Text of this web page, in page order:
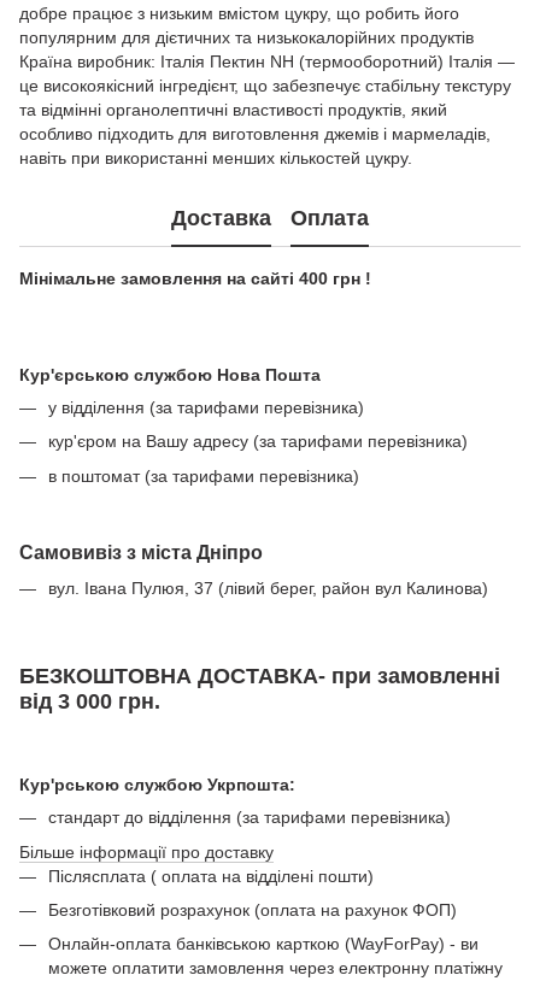
добре працює з низьким вмістом цукру, що робить його
популярним для дієтичних та низькокалорійних продуктів
Країна виробник: Італія Пектин NH (термооборотний) Італія —
це високоякісний інгредієнт, що забезпечує стабільну текстуру
та відмінні органолептичні властивості продуктів, який
особливо підходить для виготовлення джемів і мармеладів,
навіть при використанні менших кількостей цукру.
Доставка Оплата
Мінімальне замовлення на сайті 400 грн !
Кур'єрською службою Нова Пошта
у відділення (за тарифами перевізника)
кур'єром на Вашу адресу (за тарифами перевізника)
в поштомат (за тарифами перевізника)
Самовивіз з міста Дніпро
вул. Івана Пулюя, 37 (лівий берег, район вул Калинова)
БЕЗКОШТОВНА ДОСТАВКА- при замовленні
від 3 000 грн.
Кур'рською службою Укрпошта:
стандарт до відділення (за тарифами перевізника)
Більше інформації про доставку
Післясплата ( оплата на відділені пошти)
Безготівковий розрахунок (оплата на рахунок ФОП)
Онлайн-оплата банківською карткою (WayForPay) - ви
можете оплатити замовлення через електронну платіжну